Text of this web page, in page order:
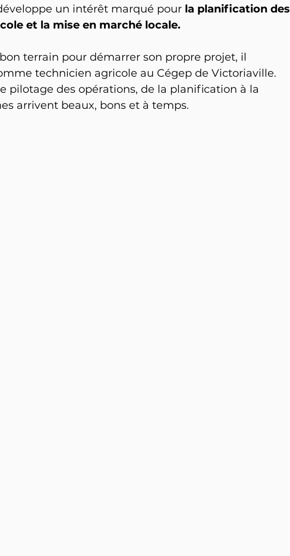
un intérêt marqué pour la planification des
et la mise en marché locale.
terrain pour démarrer son propre projet, il
technicien agricole au Cégep de Victoriaville.
pilotage des opérations, de la planification à la
arrivent beaux, bons et à temps.